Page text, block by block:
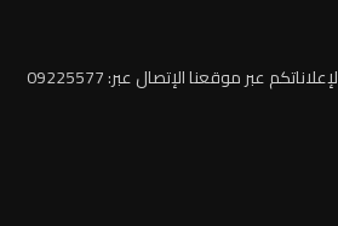
لإعلاناتكم عبر موقعنا الإتصال عبر: 09225577